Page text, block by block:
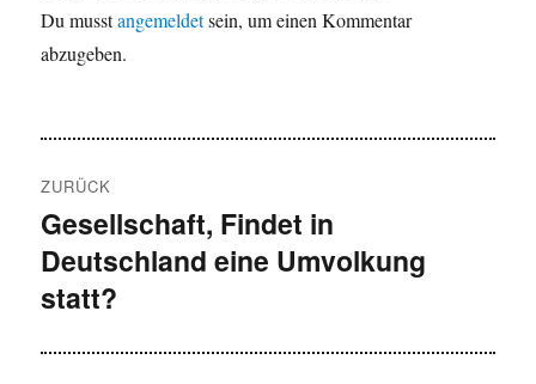
Du musstangemeldetsein, um einen Kommentar
abzugeben.
ZURÜCK
Vorheriger
Beitrag:
Gesellschaft, Findet in
Deutschland eine Umvolkung
statt?